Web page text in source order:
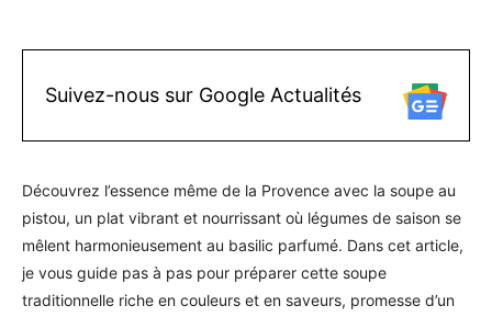
Suivez-nous sur Google Actualités
Découvrez l’essence même de la Provence avec la soupe au
pistou, un plat vibrant et nourrissant où légumes de saison se
mêlent harmonieusement au basilic parfumé. Dans cet article,
je vous guide pas à pas pour préparer cette soupe
traditionnelle riche en couleurs et en saveurs, promesse d’un